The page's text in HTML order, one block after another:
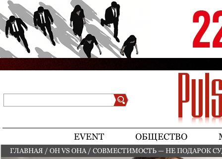
Jump to navigation
EVENT ОБЩЕСТВО
ГЛАВНАЯ / ОН VS ОНА / СОВМЕСТИМОСТЬ — НЕ ПОДАРОК